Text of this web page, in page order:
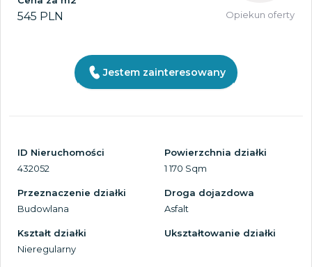
545 PLN Opiekun oferty
Jestem zainteresowany
ID Nieruchomości
432052
Powierzchnia działki
1 170 Sqm
Przeznaczenie działki
Budowlana
Droga dojazdowa
Asfalt
Kształt działki
Nieregularny
Ukształtowanie działki